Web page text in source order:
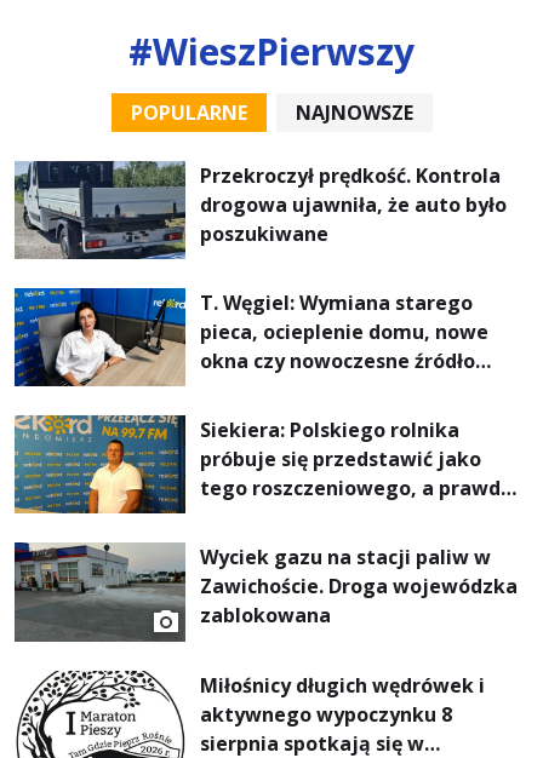
#WieszPierwszy
POPULARNE
Przekroczył prędkość. Kontrola
drogowa ujawniła, że auto było
poszukiwane
T. Węgiel: Wymiana starego
pieca, ocieplenie domu, nowe
okna czy nowoczesne źródło
rachunki za energię, lepszy
komfort życia i... czystsze
powietrze
Siekiera: Polskiego rolnika
próbuje się przedstawić jako
tego roszczeniowego, a prawda
Wyciek gazu na stacji paliw w
Zawichoście. Droga wojewódzka
zablokowana
Miłośnicy długich wędrówek i
aktywnego wypoczynku 8
sierpnia spotkają się w
NAJNOWSZE